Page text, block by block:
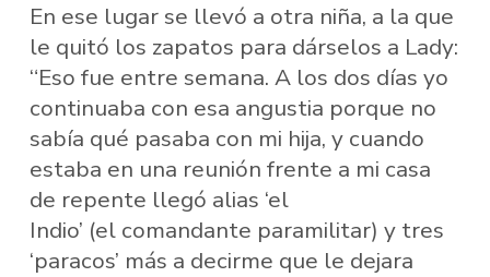
En ese lugar se llevó a otra niña, a la que
le quitó los zapatos para dárselos a Lady:
“Eso fue entre semana. A los dos días yo
continuaba con esa angustia porque no
sabía qué pasaba con mi hija, y cuando
estaba en una reunión frente a mi casa
de repente llegó alias ‘el
Indio’ (el comandante paramilitar) y tres
‘paracos’ más a decirme que le dejara